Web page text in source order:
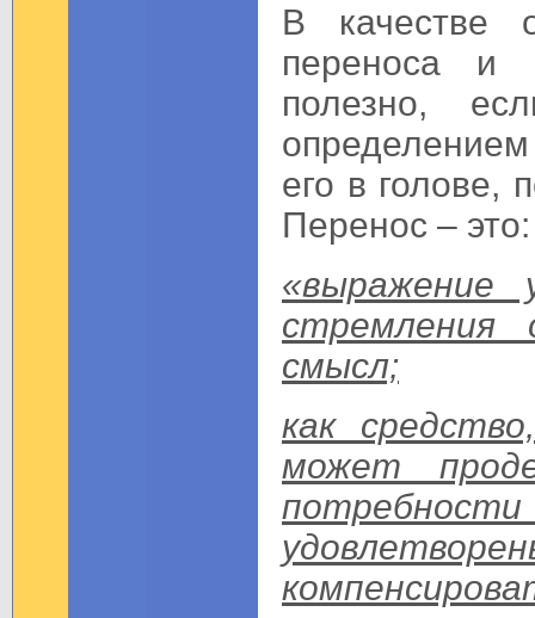
В качестве
переноса и
полезно,
его в голове,
Перенос – это:
«выражение
стремления
смысл;
как
может